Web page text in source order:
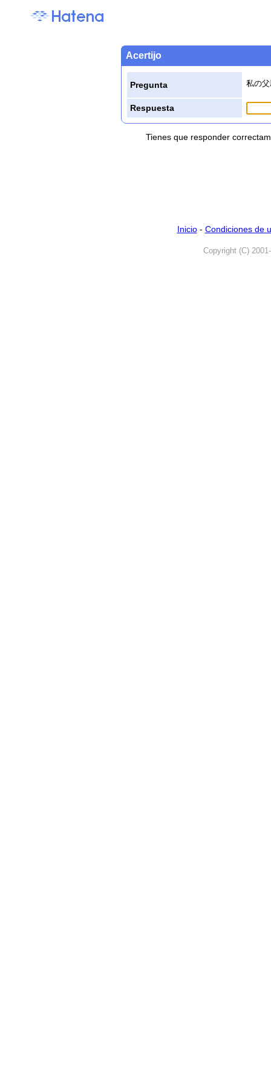
Acertijo
Pregunta 私の
Respuesta
Tienes que responder
Inicio- Condiciones de
Copyright (C)